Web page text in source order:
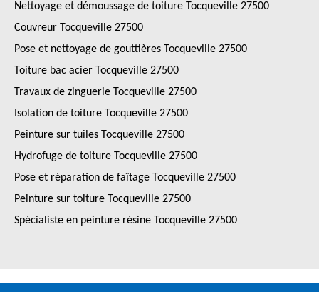
Nettoyage et démoussage de toiture Tocqueville 27500
Couvreur Tocqueville 27500
Pose et nettoyage de gouttières Tocqueville 27500
Toiture bac acier Tocqueville 27500
Travaux de zinguerie Tocqueville 27500
Isolation de toiture Tocqueville 27500
Peinture sur tuiles Tocqueville 27500
Hydrofuge de toiture Tocqueville 27500
Pose et réparation de faîtage Tocqueville 27500
Peinture sur toiture Tocqueville 27500
Spécialiste en peinture résine Tocqueville 27500